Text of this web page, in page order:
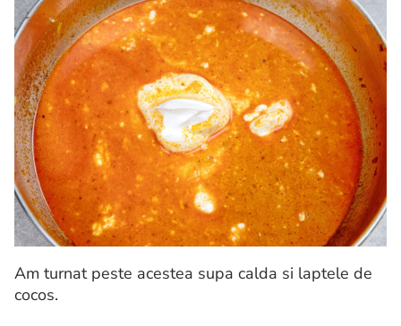
Am turnat peste acestea supa calda si laptele de
cocos.